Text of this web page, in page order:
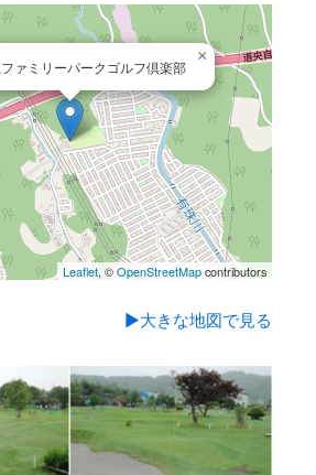
ァミリーパークゴルフ倶楽部
×
Leaflet, ©OpenStreetMapcontributors
▶大きな地図で見る